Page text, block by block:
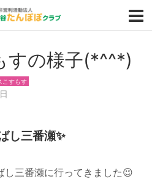
すの様子(*^^*)
こすもす
し三番瀬✨
し三番瀬に行ってきました😉